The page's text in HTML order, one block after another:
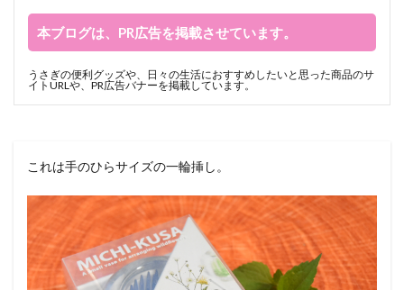
本ブログは、PR広告を掲載させています。
うさぎの便利グッズや、日々の生活におすすめしたいと思った商品のサ
イトURLや、PR広告バナーを掲載しています。
これは手のひらサイズの一輪挿し。